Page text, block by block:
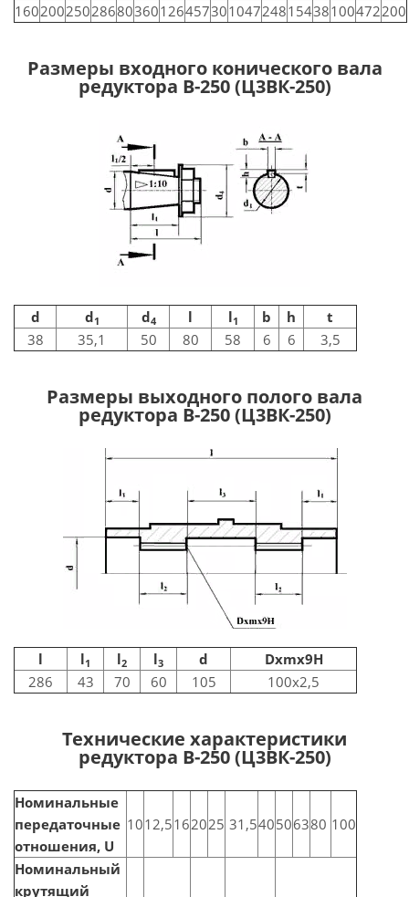
1602002502868036012645730104724815438100472200
Размеры входного конического вала
редуктора В-250 (Ц3ВК-250)
d d1 d4 l l1 b h
t
38
35,1 50 80 58 6 6 3,5
Размеры выходного полого вала
редуктора В-250 (Ц3ВК-250)
l l1 l2 l3 d
Dxmx9H
286
43 70 60 105 100x2,5
Технические характеристики
редуктора В-250 (Ц3ВК-250)
Номинальные
передаточные
отношения, U
1012,5162025 31,540506380 100
Номинальный
крутящий